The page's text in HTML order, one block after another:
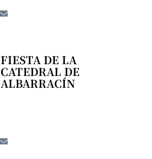
FIESTA DE LA
CATEDRAL DE
ALBARRACÍN